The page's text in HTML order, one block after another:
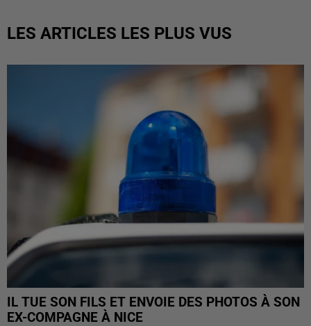
LES ARTICLES LES PLUS VUS
IL TUE SON FILS ET ENVOIE DES PHOTOS À SON
EX-COMPAGNE À NICE